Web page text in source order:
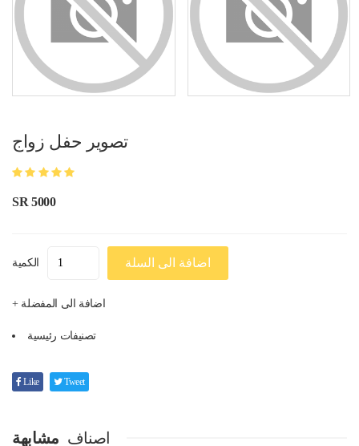
تصوير حفل زواج
SR 5000
الكمية اضافة الى السلة
+ اضافة الى المفضلة
تصنيفات رئيسية
Like Tweet
اصناف مشابهة